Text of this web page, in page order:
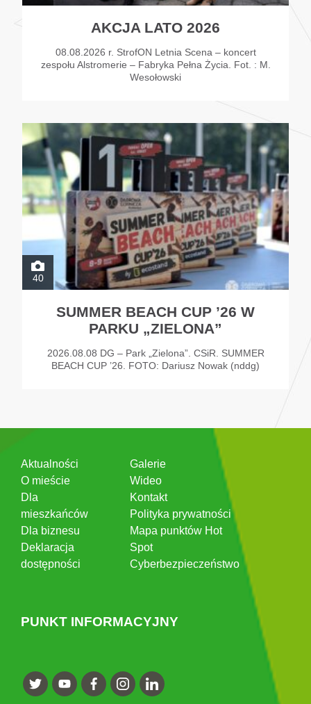
AKCJA LATO 2026
08.08.2026 r. StrofON Letnia Scena – koncert
zespołu Alstromerie – Fabryka Pełna Życia. Fot. : M.
Wesołowski
40
SUMMER BEACH CUP ’26 W
PARKU „ZIELONA”
2026.08.08 DG – Park „Zielona”. CSiR. SUMMER
BEACH CUP ’26. FOTO: Dariusz Nowak (nddg)
Aktualności
O mieście
Dla
mieszkańców
Dla biznesu
Deklaracja
dostępności
Galerie
Wideo
Kontakt
Polityka prywatności
Mapa punktów Hot
Spot
Cyberbezpieczeństwo
PUNKT INFORMACYJNY